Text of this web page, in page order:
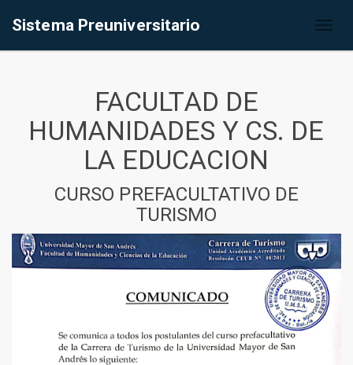
Sistema Preuniversitario
FACULTAD DE
HUMANIDADES Y CS. DE
LA EDUCACION
CURSO PREFACULTATIVO DE
TURISMO